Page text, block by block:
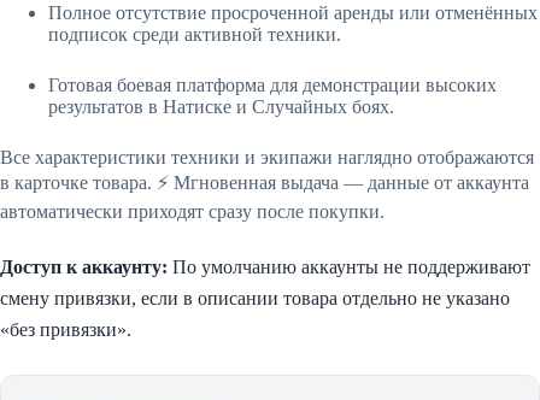
Полное отсутствие просроченной аренды или отменённых
подписок среди активной техники.
Готовая боевая платформа для демонстрации высоких
результатов в Натиске и Случайных боях.
Все характеристики техники и экипажи наглядно отображаются
в карточке товара. ⚡️ Мгновенная выдача — данные от аккаунта
автоматически приходят сразу после покупки.
Доступ к аккаунту: По умолчанию аккаунты не поддерживают
смену привязки, если в описании товара отдельно не указано
«без привязки».